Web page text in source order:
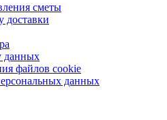
сметы
доставки
данных
файлов cookie
данных